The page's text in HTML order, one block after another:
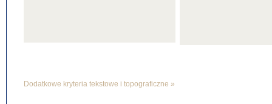
Dodatkowe kryteria tekstowe i topograficzne »